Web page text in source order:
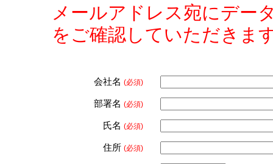
メールアドレス宛にデー
をご確認していただきま
会社名 (必須)
部署名 (必須)
氏名 (必須)
住所 (必須)